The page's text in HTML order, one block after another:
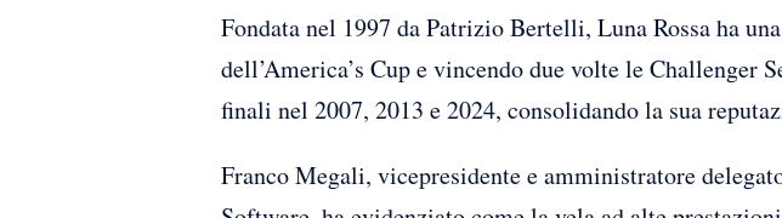
Fondata nel 1997 da Patrizio Bertelli, Luna Rossa ha
dell’America’s Cup e vincendo due volte le
finali nel 2007, 2013 e 2024, consolidando la sua
Franco Megali, vicepresidente e amministratore